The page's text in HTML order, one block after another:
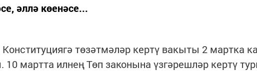
әллә көенәсе...
төзәтмәләр кертү вакыты 2 мартка
10 мартта илнең Төп законына үзгәрешләр кертү